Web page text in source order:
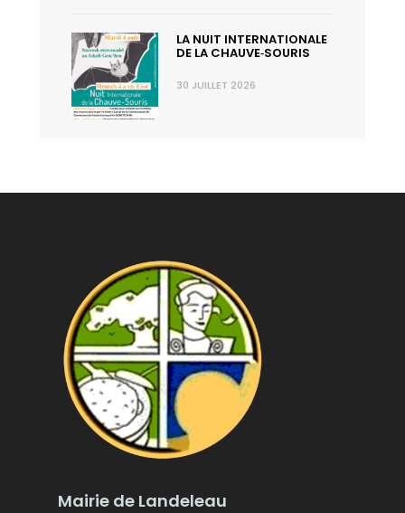
LA NUIT INTERNATIONALE
DE LA CHAUVE‑SOURIS
30 JUILLET 2026
Mairie de Landeleau